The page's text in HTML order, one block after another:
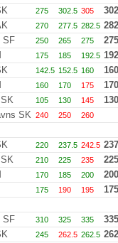
275 302.5 305
270 277.5 282.5
SF 250 265 275
275
175 185 192.5
142.5 152.5 160
160
160 170 175
170
105 130 145
130
SK 240 250 260
220 237.5 242.5
210 225 235
225
170 185 200
200
175 190 195
175
SF 310 325 335
335
245 262.5 262.5